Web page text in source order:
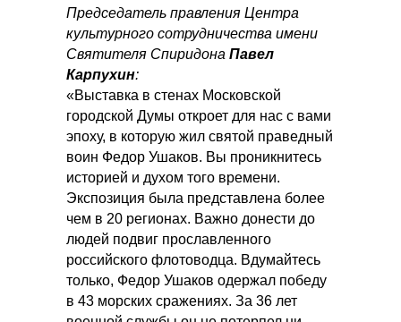
Председатель правления Центра
культурного сотрудничества имени
Святителя Спиридона Павел
Карпухин:
«Выставка в стенах Московской
городской Думы откроет для нас с вами
эпоху, в которую жил святой праведный
воин Федор Ушаков. Вы проникнитесь
историей и духом того времени.
Экспозиция была представлена более
чем в 20 регионах. Важно донести до
людей подвиг прославленного
российского флотоводца. Вдумайтесь
только, Федор Ушаков одержал победу
в 43 морских сражениях. За 36 лет